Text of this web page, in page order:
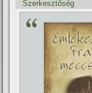
Szerkesztőség